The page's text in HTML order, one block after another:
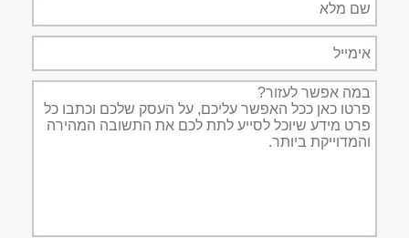
מלא
תיאור
הפניה